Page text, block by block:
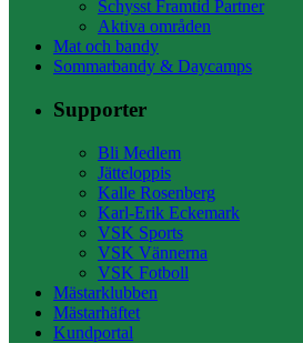
Schysst Framtid Partner
Aktiva områden
Mat och bandy
Sommarbandy & Daycamps
Supporter
Bli Medlem
Jätteloppis
Kalle Rosenberg
Karl-Erik Eckemark
VSK Sports
VSK Vännerna
VSK Fotboll
Mästarklubben
Mästarhäftet
Kundportal